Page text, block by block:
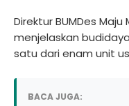
Direktur BUMDes Maju
menjelaskan
satu dari enam unit
BACA JUGA: